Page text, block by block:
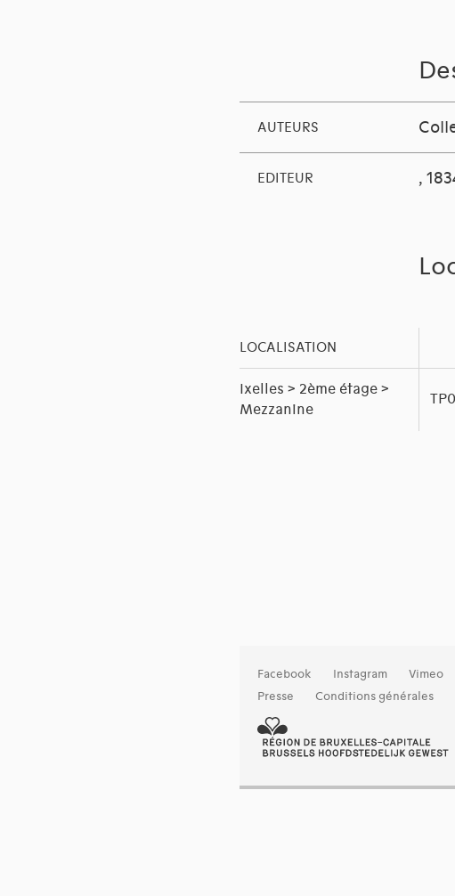
AUTEURS
EDITEUR ,
LOCALISATION
Ixelles > 2ème étage >
Mezzanine
Facebook Instagram Vimeo
Presse
Conditions générales